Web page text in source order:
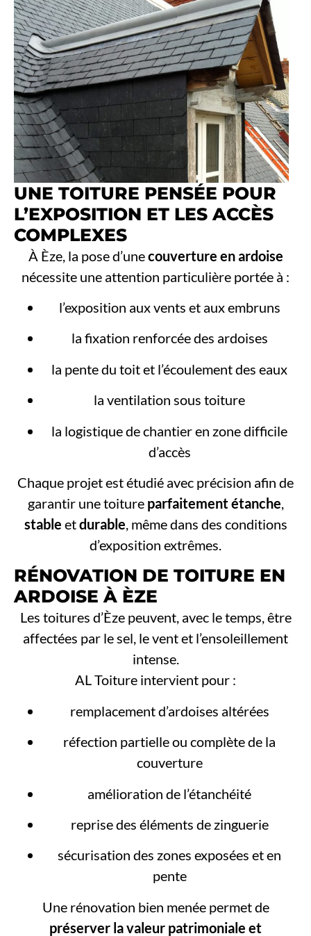
UNE TOITURE PENSÉE POUR
L’EXPOSITION ET LES ACCÈS
COMPLEXES
À Èze, la pose d’unecouverture en ardoise
nécessite une attention particulière portée à :
l’exposition aux vents et aux embruns
la fixation renforcée des ardoises
la pente du toit et l’écoulement des eaux
la ventilation sous toiture
la logistique de chantier en zone difficile
d’accès
Chaque projet est étudié avec précision afin de
garantir une toiture parfaitement étanche,
stable etdurable, même dans des conditions
d’exposition extrêmes.
RÉNOVATION DE TOITURE EN
ARDOISE À ÈZE
Les toitures d’Èze peuvent, avec le temps, être
affectées par le sel, le vent et l’ensoleillement
intense.
AL Toiture intervient pour :
remplacement d’ardoises altérées
réfection partielle ou complète de la
couverture
amélioration de l’étanchéité
reprise des éléments de zinguerie
sécurisation des zones exposées et en
pente
Une rénovation bien menée permet de
préserver la valeur patrimoniale et